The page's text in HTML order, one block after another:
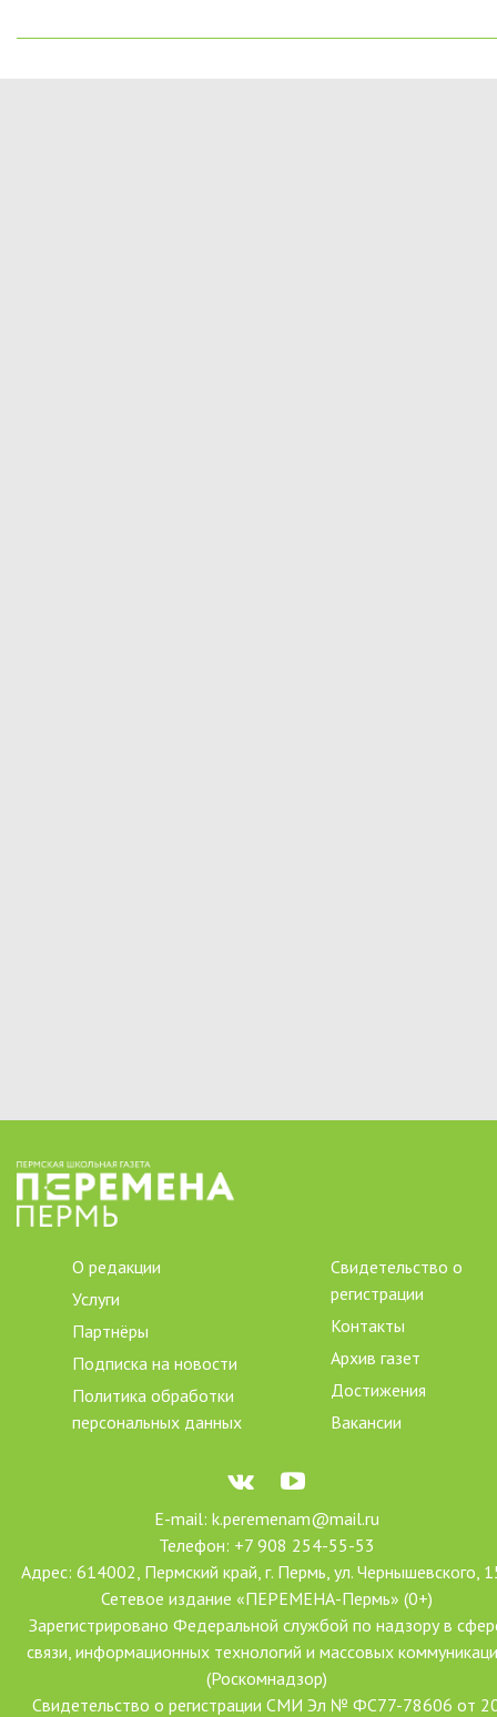
О редакции
Услуги
Партнёры
Подписка на новости
Политика обработки
персональных данных
Свидетельство о
регистрации
Контакты
Архив газет
Достижения
Вакансии
E-mail: k.peremenam@mail.ru
Телефон: +7 908 254-55-53
Адрес: 614002, Пермский край, г. Пермь, ул. Чернышевского,
Сетевое издание «ПЕРЕМЕНА-Пермь» (0+)
Зарегистрировано Федеральной службой по надзору в
связи, информационных технологий и массовых
(Роскомнадзор)
Свидетельство о регистрации СМИ Эл № ФС77-78606 от